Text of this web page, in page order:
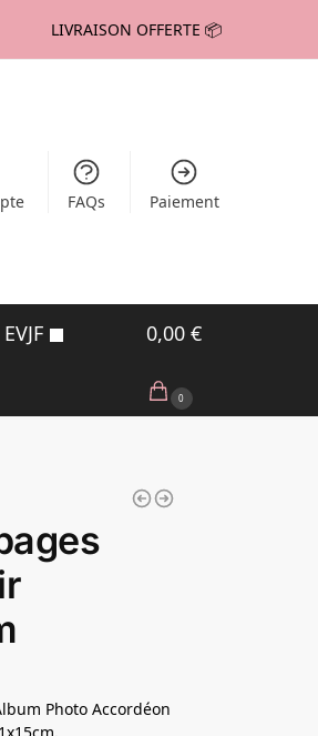
LIVRAISON OFFERTE 📦
FAQs Paiement
0,00 €
0
Photo Accordéon